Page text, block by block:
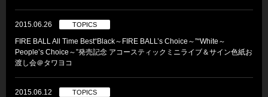
2015.06.26 TOPICS
FIRE BALL All Time Best“Black～FIRE BALL’s Choice～”“White～
People’s Choice～”発売記念 アコースティックミニライブ＆サイン色紙お
渡し会＠タワヨコ
2015.06.12 TOPICS